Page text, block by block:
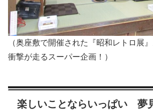
（奥座敷で開催された『昭和レトロ展
衝撃が走るスーパー企画！）
楽しいことならいっぱい 夢